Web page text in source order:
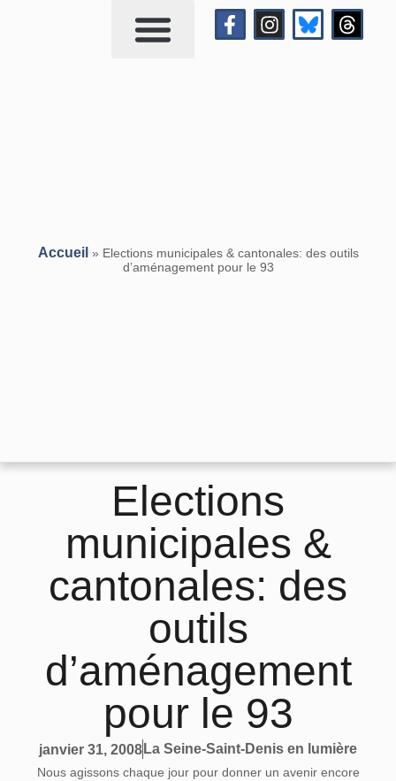
Accueil » Elections municipales & cantonales: des outils
d’aménagement pour le 93
Elections
municipales &
cantonales: des
outils
d’aménagement
pour le 93
janvier 31, 2008 La Seine-Saint-Denis en lumière
Nous agissons chaque jour pour donner un avenir encore